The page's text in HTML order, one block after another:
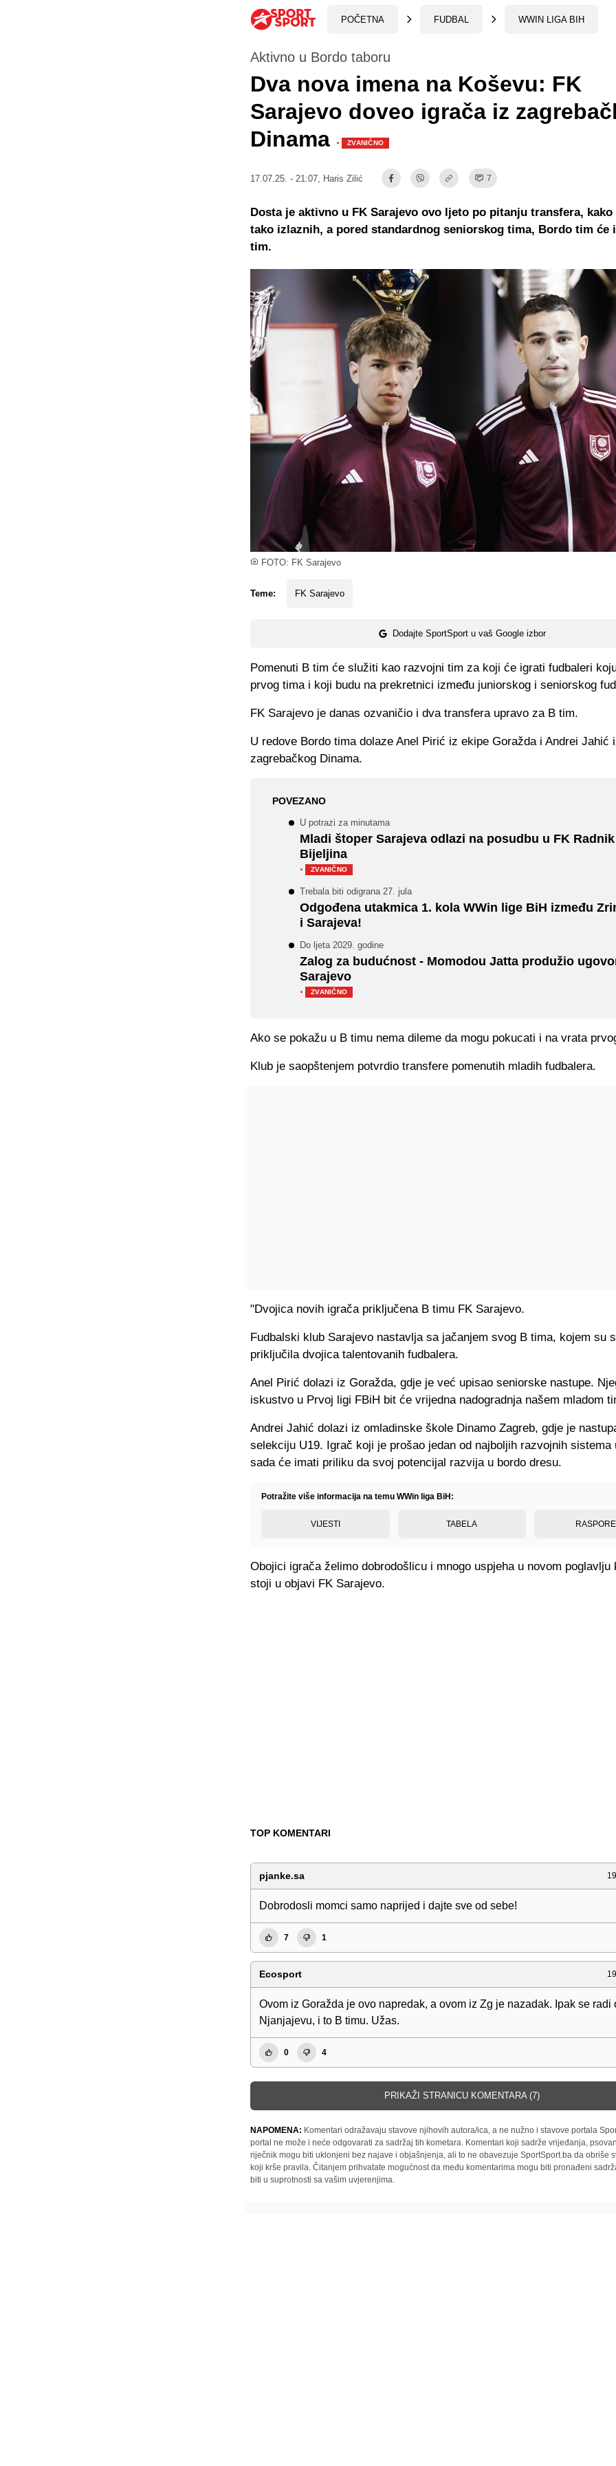
POČETNA FUDBAL WWIN LIGA BIH
FOTO: FK Sarajevo
Aktivno u Bordo taboru
Dva nova imena na Koševu: FK
Sarajevo doveo igrača iz
Dinama · ZVANIČNO
17.07.25. - 21:07, Haris Zilić 7
Teme: FK Sarajevo
Dodajte SportSport u vaš Google izbor
Dosta je aktivno u FK Sarajevo ovo ljeto po pitanju transfera, kako
tako izlaznih, a pored standardnog seniorskog tima, Bordo tim će
tim.
Pomenuti B tim će služiti kao razvojni tim za koji će igrati fudbaleri
prvog tima i koji budu na prekretnici između juniorskog i seniorskog
FK Sarajevo je danas ozvaničio i dva transfera upravo za B tim.
U redove Bordo tima dolaze Anel Pirić iz ekipe Goražda i Andrei Jahić
zagrebačkog Dinama.
POVEZANO
U potrazi za minutama
Mladi štoper Sarajeva odlazi na posudbu u FK Radnik
Bijeljina
·
ZVANIČNO
Trebala biti odigrana 27. jula
Odgođena utakmica 1. kola WWin lige BiH između
i Sarajeva!
Do ljeta 2029. godine
Zalog za budućnost - Momodou Jatta produžio
Sarajevo
·
ZVANIČNO
Ako se pokažu u B timu nema dileme da mogu pokucati i na vrata
Klub je saopštenjem potvrdio transfere pomenutih mladih fudbalera.
"Dvojica novih igrača priključena B timu FK Sarajevo.
Fudbalski klub Sarajevo nastavlja sa jačanjem svog B tima, kojem su
priključila dvojica talentovanih fudbalera.
Anel Pirić dolazi iz Goražda, gdje je već upisao seniorske nastupe.
iskustvo u Prvoj ligi FBiH bit će vrijedna nadogradnja našem mladom
Andrei Jahić dolazi iz omladinske škole Dinamo Zagreb, gdje je
selekciju U19. Igrač koji je prošao jedan od najboljih razvojnih sistema
sada će imati priliku da svoj potencijal razvija u bordo dresu.
Potražite više informacija na temu WWin liga BiH:
VIJESTI TABELA
Obojici igrača želimo dobrodošlicu i mnogo uspjeha u novom poglavlju
stoji u objavi FK Sarajevo.
TOP KOMENTARI
pjanke.sa
Dobrodosli momci samo naprijed i dajte sve od sebe!
7 1
Ecosport
Ovom iz Goražda je ovo napredak, a ovom iz Zg je nazadak. Ipak se radi
Njanjajevu, i to B timu. Užas.
0 4
PRIKAŽI STRANICU KOMENTARA (7)
NAPOMENA: Komentari odražavaju stavove njihovih autora/ica, a ne nužno i stavove portala
portal ne može i neće odgovarati za sadržaj tih kometara. Komentari koji sadrže vrijeđanja,
riječnik mogu biti uklonjeni bez najave i objašnjenja, ali to ne obavezuje SportSport.ba da obriše
koji krše pravila. Čitanjem prihvatate mogućnost da među komentarima mogu biti pronađeni
biti u suprotnosti sa vašim uvjerenjima.